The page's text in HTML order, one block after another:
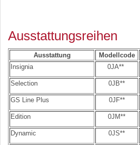
Ausstattungsreihen
Ausstattung Modellcode
Insignia
0JA**
Selection 0JB**
GS Line Plus 0JF**
Edition 0JM**
Dynamic 0JS**